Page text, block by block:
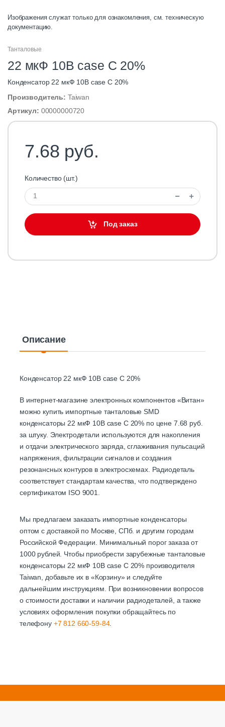
Изображения служат только для ознакомления, см. техническую
документацию.
Танталовые
22 мкФ 10В case C 20%
Конденсатор 22 мкФ 10В case C 20%
Производитель: Taiwan
Артикул: 00000000720
7.68 руб.
Количество (шт.)
Под заказ
Описание
Конденсатор 22 мкФ 10В case C 20%
В интернет-магазине электронных компонентов «Витан»
можно купить импортные танталовые SMD
конденсаторы 22 мкФ 10В case C 20% по цене 7.68 руб.
за штуку. Электродетали используются для накопления
и отдачи электрического заряда, сглаживания пульсаций
напряжения, фильтрации сигналов и создания
резонансных контуров в электросхемах. Радиодеталь
соответствует стандартам качества, что подтверждено
сертификатом ISO 9001.
Мы предлагаем заказать импортные конденсаторы
оптом с доставкой по Москве, СПб. и другим городам
Российской Федерации. Минимальный порог заказа от
1000 рублей. Чтобы приобрести зарубежные танталовые
конденсаторы 22 мкФ 10В case C 20% производителя
Taiwan, добавьте их в «Корзину» и следуйте
дальнейшим инструкциям. При возникновении вопросов
о стоимости доставки и наличии радиодеталей, а также
условиях оформления покупки обращайтесь по
телефону +7 812 660-59-84.